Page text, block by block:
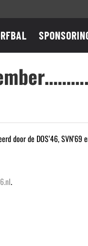
door de DOS’46, SVN’69
.